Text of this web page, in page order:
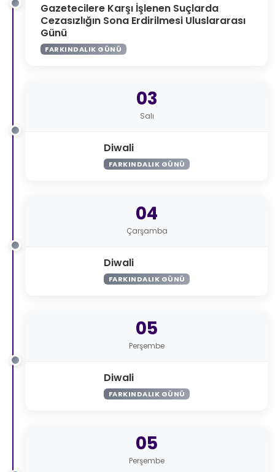
Gazetecilere Karşı İşlenen Suçlarda
Cezasızlığın Sona Erdirilmesi Uluslararası
Günü
FARKINDALIK GÜNÜ
03
Salı
Diwali
FARKINDALIK GÜNÜ
04
Çarşamba
Diwali
FARKINDALIK GÜNÜ
05
Perşembe
Diwali
FARKINDALIK GÜNÜ
05
Perşembe